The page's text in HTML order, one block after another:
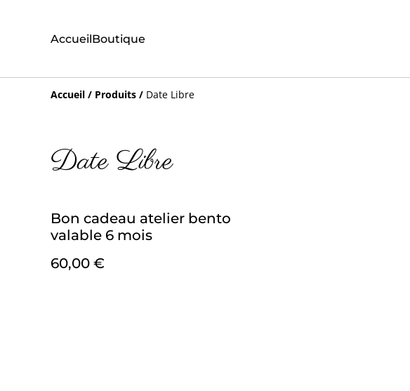
AccueilBoutique
Accueil / Produits / Date Libre
Date Libre
Bon cadeau atelier bento
valable 6 mois
60,00 €